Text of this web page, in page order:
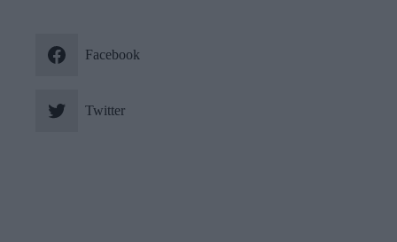
Facebook
Twitter